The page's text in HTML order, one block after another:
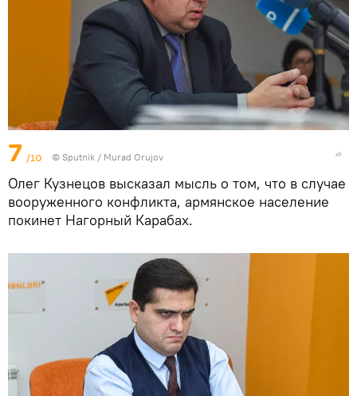
7 /10 © Sputnik / Murad Orujov
Олег Кузнецов высказал мысль о том, что в случае
вооруженного конфликта, армянское население
покинет Нагорный Карабах.